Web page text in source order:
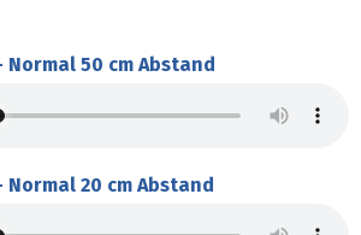
Normal 50 cm Abstand
20 cm Abstand